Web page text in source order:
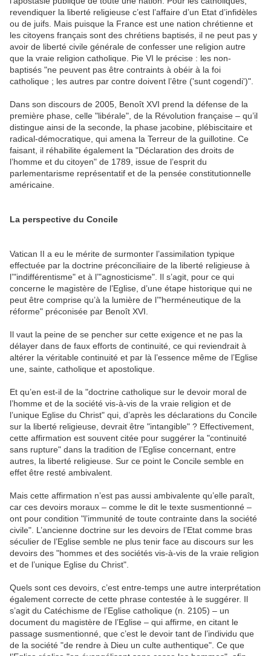
revendiquer la liberté religieuse c’est l’affaire d’un Etat d’infidèles
ou de juifs. Mais puisque la France est une nation chrétienne et
les citoyens français sont des chrétiens baptisés, il ne peut pas y
avoir de liberté civile générale de confesser une religion autre
que la vraie religion catholique. Pie VI le précise : les non-
baptisés "ne peuvent pas être contraints à obéir à la foi
catholique ; les autres par contre doivent l’être ('sunt cogendi')".
Dans son discours de 2005, Benoît XVI prend la défense de la
première phase, celle "libérale", de la Révolution française – qu’il
distingue ainsi de la seconde, la phase jacobine, plébiscitaire et
radical-démocratique, qui amena la Terreur de la guillotine. Ce
faisant, il réhabilite également la "Déclaration des droits de
l’homme et du citoyen" de 1789, issue de l’esprit du
parlementarisme représentatif et de la pensée constitutionnelle
américaine.
La perspective du Concile
Vatican II a eu le mérite de surmonter l’assimilation typique
effectuée par la doctrine préconciliaire de la liberté religieuse à
l’"indifférentisme" et à l’"agnosticisme". Il s’agit, pour ce qui
concerne le magistère de l’Eglise, d’une étape historique qui ne
peut être comprise qu’à la lumière de l’"herméneutique de la
réforme" préconisée par Benoît XVI.
Il vaut la peine de se pencher sur cette exigence et ne pas la
délayer dans de faux efforts de continuité, ce qui reviendrait à
altérer la véritable continuité et par là l’essence même de l’Eglise
une, sainte, catholique et apostolique.
Et qu’en est-il de la "doctrine catholique sur le devoir moral de
l’homme et de la société vis-à-vis de la vraie religion et de
l’unique Eglise du Christ" qui, d’après les déclarations du Concile
sur la liberté religieuse, devrait être "intangible" ? Effectivement,
cette affirmation est souvent citée pour suggérer la "continuité
sans rupture" dans la tradition de l’Eglise concernant, entre
autres, la liberté religieuse. Sur ce point le Concile semble en
effet être resté ambivalent.
Mais cette affirmation n’est pas aussi ambivalente qu’elle paraît,
car ces devoirs moraux – comme le dit le texte susmentionné –
ont pour condition "l’immunité de toute contrainte dans la société
civile". L’ancienne doctrine sur les devoirs de l’Etat comme bras
séculier de l’Eglise semble ne plus tenir face au discours sur les
devoirs des "hommes et des sociétés vis-à-vis de la vraie religion
et de l’unique Eglise du Christ".
Quels sont ces devoirs, c’est entre-temps une autre interprétation
également correcte de cette phrase contestée à le suggérer. Il
s’agit du Catéchisme de l’Eglise catholique (n. 2105) – un
document du magistère de l’Eglise – qui affirme, en citant le
passage susmentionné, que c’est le devoir tant de l’individu que
de la société "de rendre à Dieu un culte authentique". Ce que